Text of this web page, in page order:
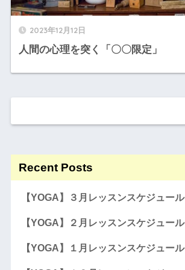
2023年12月12日
人間の心理を突く「〇〇限定」
Recent Posts
【YOGA】３月レッスンスケジュール
【YOGA】２月レッスンスケジュール
【YOGA】１月レッスンスケジュール